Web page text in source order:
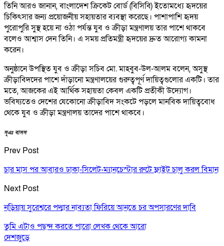
তিনি আরও জানান, বাংলাদেশ ক্রিকেট বোর্ড (বিসিবি) ইতোমধ্যে হৃদয়ের
চিকিৎসার জন্য প্রয়োজনীয় সহায়তার ব্যবস্থা করেছে। পাশাপাশি হৃদয়
পুরোপুরি সুস্থ হয়ে না ওঠা পর্যন্ত যুব ও ক্রীড়া মন্ত্রণালয় তার পাশে থাকবে
বলেও আশ্বাস দেন তিনি। এ সময় প্রতিমন্ত্রী হৃদয়ের দ্রুত আরোগ্য কামনা
করেন।
অনুষ্ঠানে উপস্থিত যুব ও ক্রীড়া সচিব মো. মাহবুব-উল-আলম বলেন, অসুস্থ
ক্রীড়াবিদদের পাশে দাঁড়ানো মন্ত্রণালয়ের গুরুত্বপূর্ণ দায়িত্বগুলোর একটি। তার
মতে, আজকের এই আর্থিক সহায়তা কেবল একটি প্রতীকী উদ্যোগ।
ভবিষ্যতেও দেশের যেকোনো ক্রীড়াবিদ সংকটে পড়লে মানবিক দায়িত্ববোধ
থেকে যুব ও ক্রীড়া মন্ত্রণালয় তাদের পাশে থাকবে।
সূএঃ বাসস
Prev Post
চার মাস পর আবারও ঢাকা-সিলেট-ম্যানচেস্টার রুটে ফ্লাইট চালু করল বিমান
Next Post
নড়িয়ায় সুরেশ্বরে পদ্মার নাব্যতা ফিরিয়ে আনতে চর অপসারণের দাবি
তুমি এটাও পছন্দ করতে পারোলেখক থেকে আরো
দেশজুড়ে